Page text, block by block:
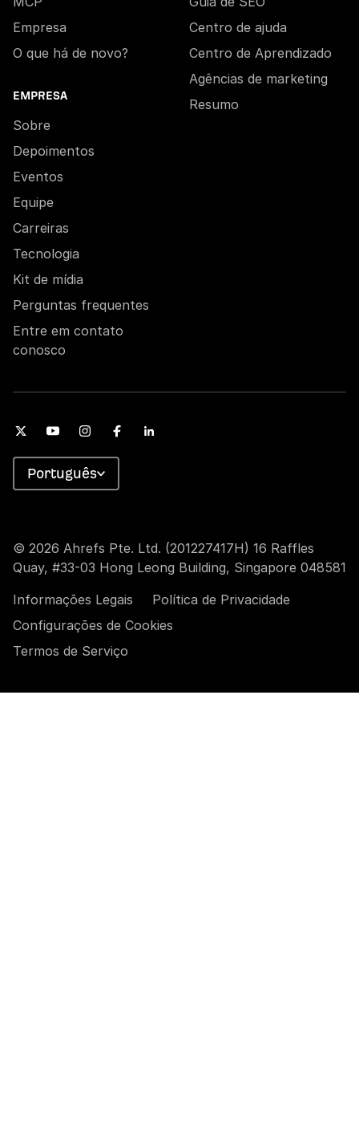
Empresa
O que há de novo?
EMPRESA
Sobre
Depoimentos
Eventos
Equipe
Carreiras
Tecnologia
Kit de mídia
Perguntas frequentes
Entre em contato
conosco
Centro de ajuda
Centro de Aprendizado
Agências de marketing
Resumo
© 2026 Ahrefs Pte. Ltd. (201227417H) 16 Raffles
Quay, #33-03 Hong Leong Building, Singapore 048581
Informações Legais
Política de Privacidade
Configurações de Cookies
Termos de Serviço
Português